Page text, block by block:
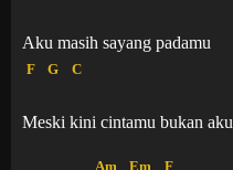
Aku masih sayang padamu
F G C
Meski kini cintamu bukan aku
Am Em F